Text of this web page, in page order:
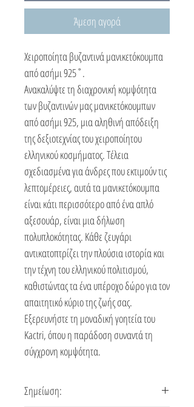
Άμεση αγορά
Χειροποίητα βυζαντινά μανικετόκουμπα
από ασήμι 925˚.
Ανακαλύψτε τη διαχρονική κομψότητα
των βυζαντινών μας μανικετόκουμπων
από ασήμι 925, μια αληθινή απόδειξη
της δεξιοτεχνίας του χειροποίητου
ελληνικού κοσμήματος. Τέλεια
σχεδιασμένα για άνδρες που εκτιμούν τις
λεπτομέρειες, αυτά τα μανικετόκουμπα
είναι κάτι περισσότερο από ένα απλό
αξεσουάρ, είναι μια δήλωση
πολυπλοκότητας. Κάθε ζευγάρι
αντικατοπτρίζει την πλούσια ιστορία και
την τέχνη του ελληνικού πολιτισμού,
καθιστώντας τα ένα υπέροχο δώρο για τον
απαιτητικό κύριο της ζωής σας.
Εξερευνήστε τη μοναδική γοητεία του
Kactri, όπου η παράδοση συναντά τη
σύγχρονη κομψότητα.
Σημείωση: